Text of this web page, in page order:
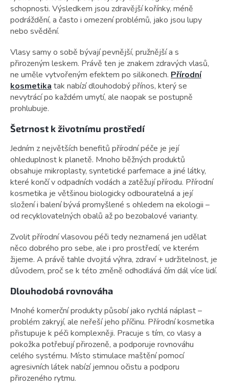
schopnosti. Výsledkem jsou zdravější kořínky, méně
podráždění, a často i omezení problémů, jako jsou lupy
nebo svědění.
Vlasy samy o sobě bývají pevnější, pružnější a s
přirozeným leskem. Právě ten je znakem zdravých vlasů,
ne uměle vytvořeným efektem po silikonech. Přírodní
kosmetika tak nabízí dlouhodobý přínos, který se
nevytrácí po každém umytí, ale naopak se postupně
prohlubuje.
Šetrnost k životnímu prostředí
Jedním z největších benefitů přírodní péče je její
ohleduplnost k planetě. Mnoho běžných produktů
obsahuje mikroplasty, syntetické parfemace a jiné látky,
které končí v odpadních vodách a zatěžují přírodu. Přírodní
kosmetika je většinou biologicky odbouratelná a její
složení i balení bývá promyšlené s ohledem na ekologii –
od recyklovatelných obalů až po bezobalové varianty.
Zvolit přírodní vlasovou péči tedy neznamená jen udělat
něco dobrého pro sebe, ale i pro prostředí, ve kterém
žijeme. A právě tahle dvojitá výhra, zdraví + udržitelnost, je
důvodem, proč se k této změně odhodlává čím dál více lidí.
Dlouhodobá rovnováha
Mnohé komerční produkty působí jako rychlá náplast –
problém zakryjí, ale neřeší jeho příčinu. Přírodní kosmetika
přistupuje k péči komplexněji. Pracuje s tím, co vlasy a
pokožka potřebují přirozeně, a podporuje rovnováhu
celého systému. Místo stimulace maštění pomocí
agresivních látek nabízí jemnou očistu a podporu
přirozeného rytmu.